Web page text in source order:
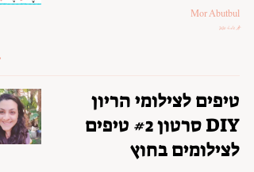
Mor Abutbul
17 במאי 2020
טיפים לצילומי הריון
DIY סרטון #2 טיפים
לצילומים בחוץ